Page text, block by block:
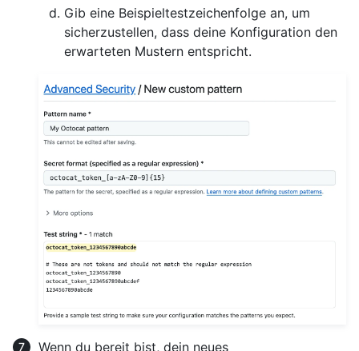
Gib eine Beispieltestzeichenfolge an, um
sicherzustellen, dass deine Konfiguration den
erwarteten Mustern entspricht.
Wenn du bereit bist, dein neues